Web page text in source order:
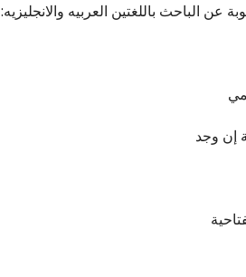
عن الباحث باللغتين العربيه والانجليزيه:
إن وجد